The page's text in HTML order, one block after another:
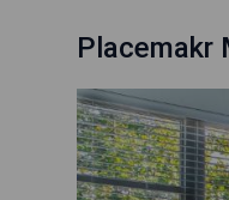
Placemakr